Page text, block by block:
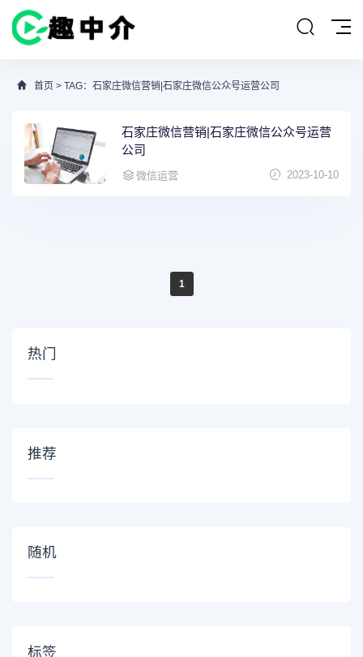
首页 > TAG：石家庄微信营销|石家庄微信公众号运营公司
石家庄微信营销|石家庄微信公众号运营
公司
微信运营 2023-10-10
1
热门
推荐
随机
标签